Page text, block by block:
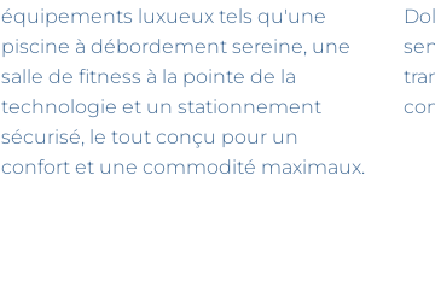
équipements luxueux tels qu'une
piscine à débordement sereine, une
salle de fitness à la pointe de la
technologie et un stationnement
sécurisé, le tout conçu pour un
confort et une commodité maximaux.